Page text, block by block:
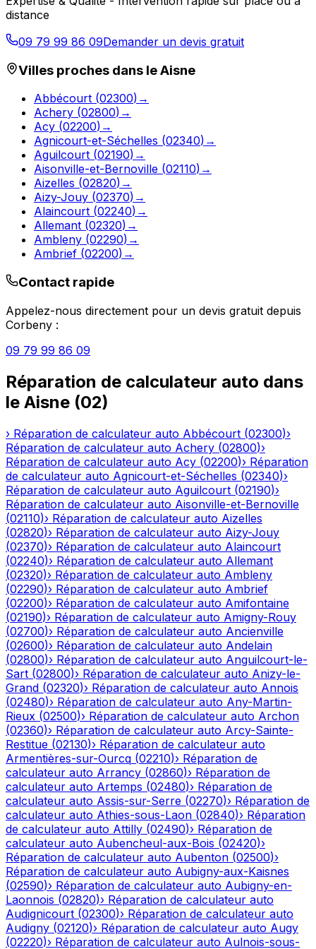
distance
09 79 99 86 09Demander un devis gratuit
Villes proches dans leAisne
Abbécourt (02300) →
Achery (02800) →
Acy (02200) →
Agnicourt-et-Séchelles (02340) →
Aguilcourt (02190) →
Aisonville-et-Bernoville (02110) →
Aizelles (02820) →
Aizy-Jouy (02370) →
Alaincourt (02240) →
Allemant (02320) →
Ambleny (02290) →
Ambrief (02200) →
Contact rapide
Appelez-nous directement pour un devis gratuit depuis
Corbeny :
09 79 99 86 09
Réparation de calculateur auto dans
le Aisne (02)
› Réparation de calculateur auto Abbécourt (02300)›
Réparation de calculateur auto Achery (02800)›
Réparation de calculateur auto Acy (02200)› Réparation
de calculateur auto Agnicourt-et-Séchelles (02340)›
Réparation de calculateur auto Aguilcourt (02190)›
Réparation de calculateur auto Aisonville-et-Bernoville
(02110)› Réparation de calculateur auto Aizelles
(02820)› Réparation de calculateur auto Aizy-Jouy
(02370)› Réparation de calculateur auto Alaincourt
(02240)› Réparation de calculateur auto Allemant
(02320)› Réparation de calculateur auto Ambleny
(02290)› Réparation de calculateur auto Ambrief
(02200)› Réparation de calculateur auto Amifontaine
(02190)› Réparation de calculateur auto Amigny-Rouy
(02700)› Réparation de calculateur auto Ancienville
(02600)› Réparation de calculateur auto Andelain
(02800)› Réparation de calculateur auto Anguilcourt-le-
Sart (02800)› Réparation de calculateur auto Anizy-le-
Grand (02320)› Réparation de calculateur auto Annois
(02480)› Réparation de calculateur auto Any-Martin-
Rieux (02500)› Réparation de calculateur auto Archon
(02360)› Réparation de calculateur auto Arcy-Sainte-
Restitue (02130)› Réparation de calculateur auto
Armentières-sur-Ourcq (02210)› Réparation de
calculateur auto Arrancy (02860)› Réparation de
calculateur auto Artemps (02480)› Réparation de
calculateur auto Assis-sur-Serre (02270)› Réparation de
calculateur auto Athies-sous-Laon (02840)› Réparation
de calculateur auto Attilly (02490)› Réparation de
calculateur auto Aubencheul-aux-Bois (02420)›
Réparation de calculateur auto Aubenton (02500)›
Réparation de calculateur auto Aubigny-aux-Kaisnes
(02590)› Réparation de calculateur auto Aubigny-en-
Laonnois (02820)› Réparation de calculateur auto
Audignicourt (02300)› Réparation de calculateur auto
Audigny (02120)› Réparation de calculateur auto Augy
(02220)› Réparation de calculateur auto Aulnois-sous-